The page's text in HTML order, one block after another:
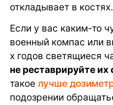
откладывает в костях.
Если у вас каким-то
военный компас или
х годов светящиеся
не реставрируйте их
такое лучше
подозрении